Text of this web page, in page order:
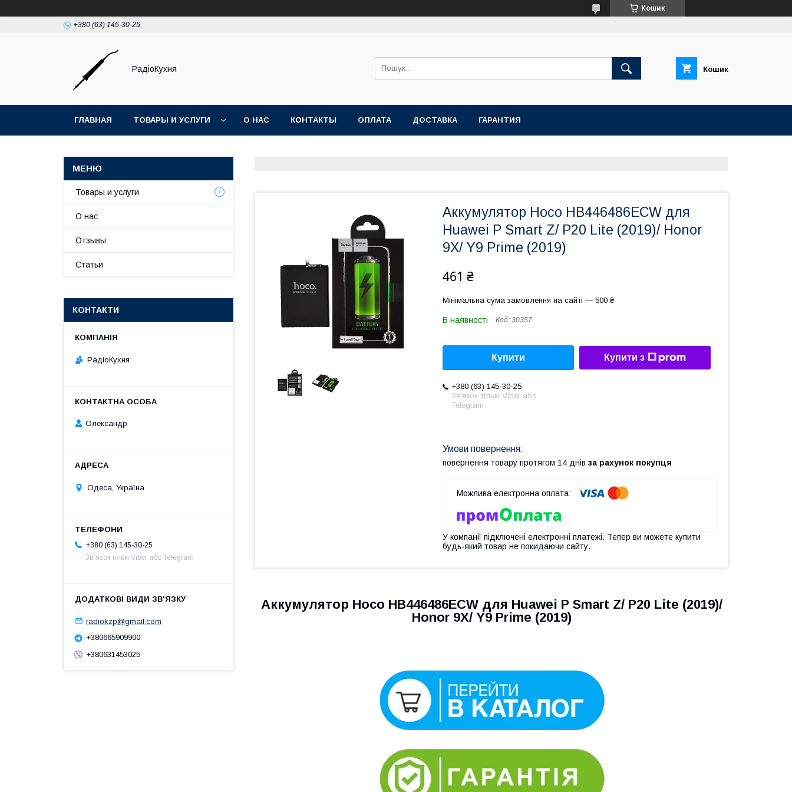
Кошик
+380 (63) 145-30-25
РадіоКухня Кошик
ГЛАВНАЯ ТОВАРЫ И УСЛУГИ О НАС КОНТАКТЫ ОПЛАТА ДОСТАВКА ГАРАНТИЯ
Аккумулятор Hoco HB446486ECW для
Huawei P Smart Z/ P20 Lite (2019)/ Honor
9X/ Y9 Prime (2019)
461 ₴
Мінімальна сума замовлення на сайті — 500 ₴
В наявності Код: 30357
Купити Купити з
+380 (63) 145-30-25
Зв'язок тількі Viber або
Telegram
повернення товару протягом 14 днів за рахунок покупця
У компанії підключені електронні платежі. Тепер ви можете купити
будь-який товар не покидаючи сайту.
Аккумулятор Hoco HB446486ECW для Huawei P Smart Z/ P20 Lite (2019)/
Honor 9X/ Y9 Prime (2019)
Товары и услуги
О нас
Отзывы
Статьи
КОНТАКТИ
РадіоКухня
Олександр
Одеса, Україна
+380 (63) 145-30-25
Зв'язок тількі Viber або Telegram
radiokzp@gmail.com
+380665909900
+380631453025